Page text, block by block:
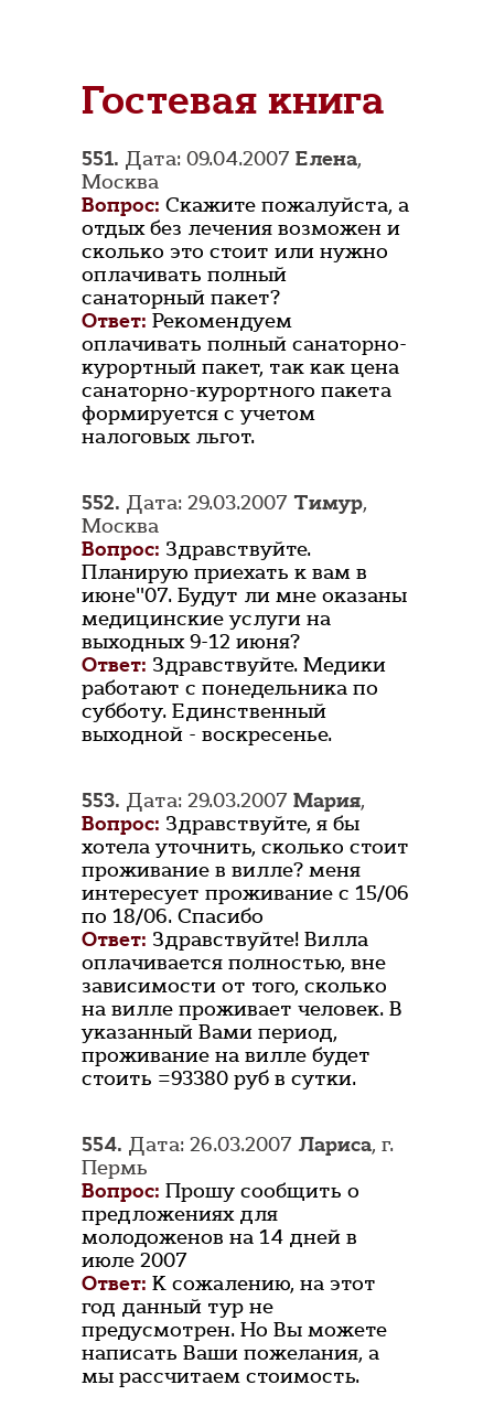
Гостевая книга
551. Дата: 09.04.2007 Елена,
Москва
Вопрос: Скажите пожалуйста, а
отдых без лечения возможен и
сколько это стоит или нужно
оплачивать полный
санаторный пакет?
Ответ: Рекомендуем
оплачивать полный санаторно-
курортный пакет, так как цена
санаторно-курортного пакета
формируется с учетом
налоговых льгот.
552. Дата: 29.03.2007 Тимур,
Москва
Вопрос: Здравствуйте.
Планирую приехать к вам в
июне"07. Будут ли мне оказаны
медицинские услуги на
выходных 9-12 июня?
Ответ: Здравствуйте. Медики
работают с понедельника по
субботу. Единственный
выходной - воскресенье.
553. Дата: 29.03.2007 Мария,
Вопрос: Здравствуйте, я бы
хотела уточнить, сколько стоит
проживание в вилле? меня
интересует проживание с 15/06
по 18/06. Спасибо
Ответ: Здравствуйте! Вилла
оплачивается полностью, вне
зависимости от того, сколько
на вилле проживает человек. В
указанный Вами период,
проживание на вилле будет
стоить =93380 руб в сутки.
554. Дата: 26.03.2007 Лариса, г.
Пермь
Вопрос: Прошу сообщить о
предложениях для
молодоженов на 14 дней в
июле 2007
Ответ: К сожалению, на этот
год данный тур не
предусмотрен. Но Вы можете
написать Ваши пожелания, а
мы рассчитаем стоимость.